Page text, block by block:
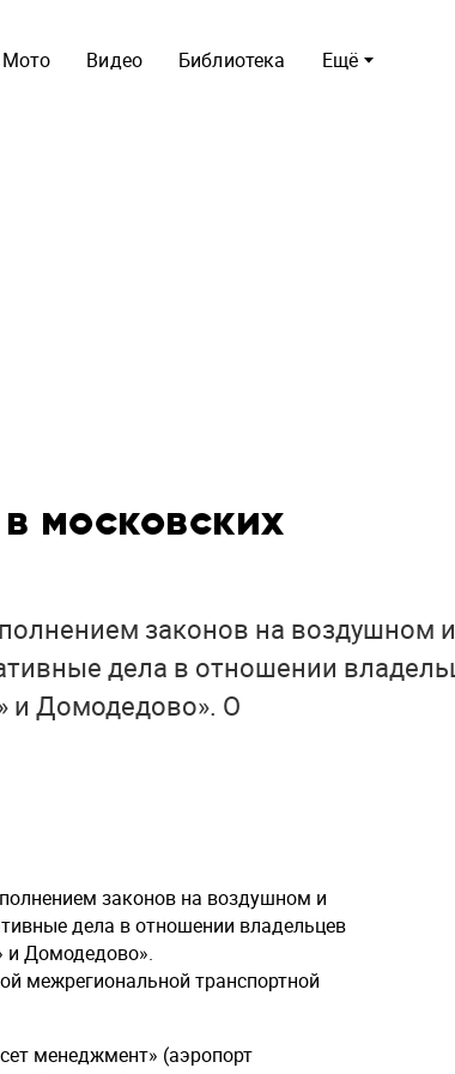
Ещё
Мото Видео Библиотека
московских
законов на воздушном и
дела в отношении
и Домодедово». О
законов на воздушном и
дела в отношении владельцев
и Домодедово».
межрегиональной транспортной
менеджмент» (аэропорт